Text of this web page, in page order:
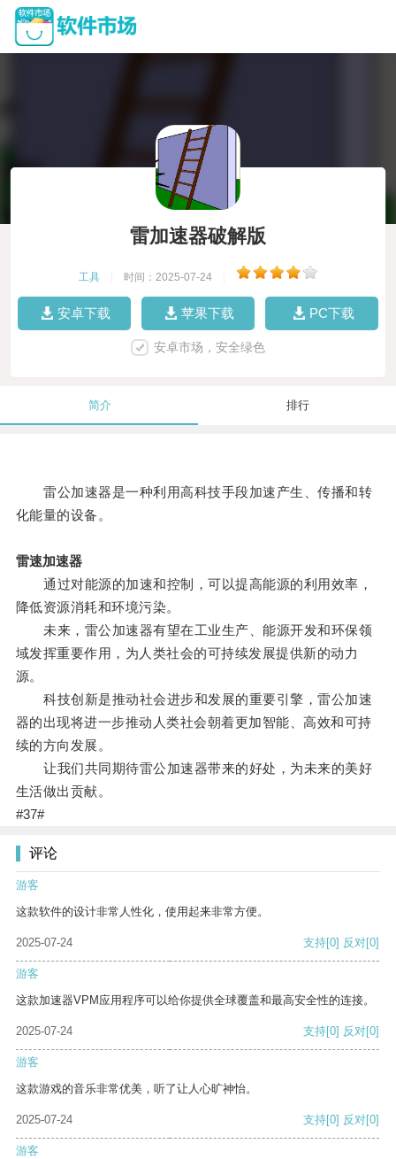
雷加速器破解版
工具 时间：2025-07-24
安卓下载 苹果下载 PC下载
安卓市场，安全绿色
简介 排行
雷公加速器是一种利用高科技手段加速产生、传播和转
化能量的设备。
雷速加速器
通过对能源的加速和控制，可以提高能源的利用效率，
降低资源消耗和环境污染。
未来，雷公加速器有望在工业生产、能源开发和环保领
域发挥重要作用，为人类社会的可持续发展提供新的动力
源。
科技创新是推动社会进步和发展的重要引擎，雷公加速
器的出现将进一步推动人类社会朝着更加智能、高效和可持
续的方向发展。
让我们共同期待雷公加速器带来的好处，为未来的美好
生活做出贡献。
#37#
评论
游客
这款软件的设计非常人性化，使用起来非常方便。
2025-07-24 支持[0] 反对[0]
游客
这款加速器VPM应用程序可以给你提供全球覆盖和最高安全性的连接。
2025-07-24 支持[0] 反对[0]
游客
这款游戏的音乐非常优美，听了让人心旷神怡。
2025-07-24 支持[0] 反对[0]
游客